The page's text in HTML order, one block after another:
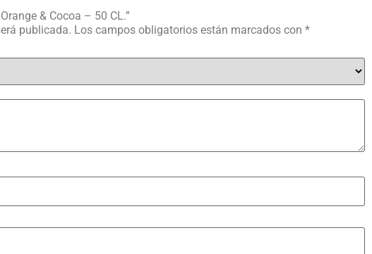
& Cocoa – 50 CL.”
publicada. Los campos obligatorios están marcados con *